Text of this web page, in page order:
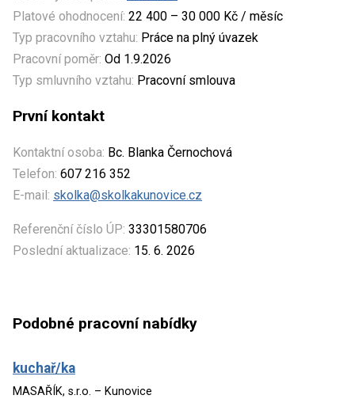
Platové ohodnocení: 22 400 – 30 000 Kč / měsíc
Typ pracovního vztahu: Práce na plný úvazek
Pracovní poměr: Od 1.9.2026
Typ smluvního vztahu: Pracovní smlouva
První kontakt
Kontaktní osoba: Bc. Blanka Černochová
Telefon: 607 216 352
E-mail: skolka@skolkakunovice.cz
Referenční číslo ÚP: 33301580706
Poslední aktualizace: 15. 6. 2026
Podobné pracovní nabídky
kuchař/ka
MASAŘÍK, s.r.o. – Kunovice